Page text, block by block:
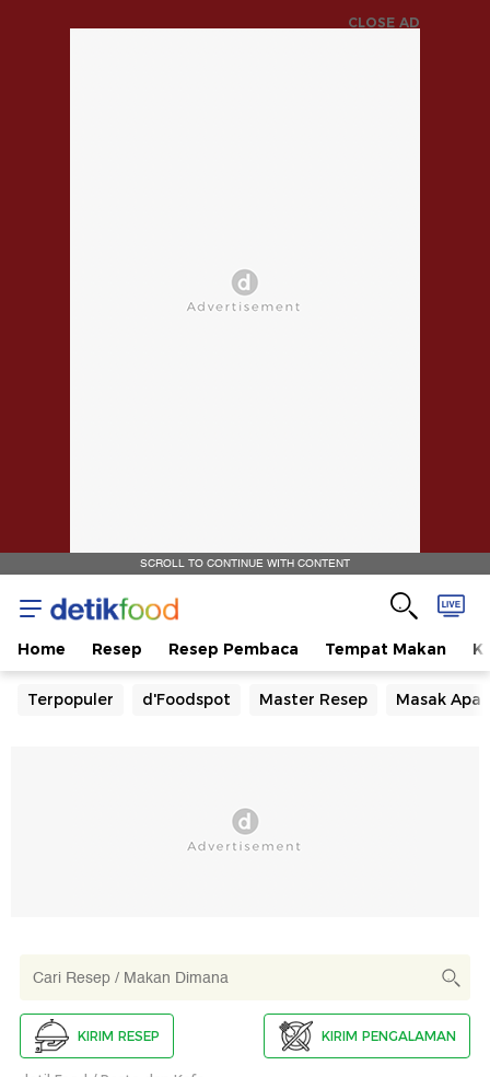
CLOSE AD
SCROLL TO CONTINUE WITH CONTENT
Home Resep Resep Pembaca Tempat Makan
Terpopuler d'Foodspot Master Resep Masak Apa
KIRIM RESEP KIRIM PENGALAMAN